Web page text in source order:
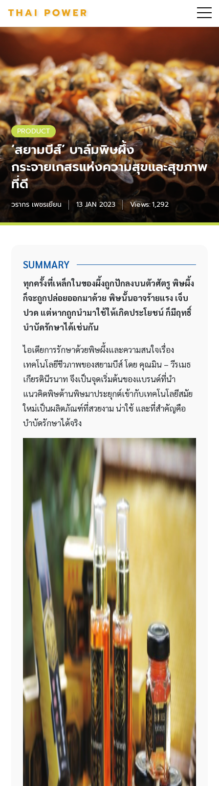
PRODUCT
‘สยามบีส์’ บาล์มพิษผึ้ง
กระจายเกสรแห่งความสุขและสุขภาพ
ที่ดี
วรากร เพชรเยียน 13 JAN 2023 Views:1,292
SUMMARY
ทุกครั้งที่เหล็กในของผึ้งถูกปักลงบนตัวศัตรู พิษผึ้ง
ก็จะถูกปล่อยออกมาด้วย พิษนั้นอาจร้ายแรง เจ็บ
ปวด แต่หากถูกนำมาใช้ให้เกิดประโยชน์ ก็มีฤทธิ์
บำบัดรักษาได้เช่นกัน
ไอเดียการรักษาด้วยพิษผึ้งและความสนใจเรื่อง
เทคโนโลยีชีวภาพของสยามบีส์ โดย คุณมิน – วีรเมธ
เกียรตินีรนาท จึงเป็นจุดเริ่มต้นของแบรนด์ที่นำ
แนวคิดพิษต้านพิษมาประยุกต์เข้ากับเทคโนโลยีสมัย
ใหม่เป็นผลิตภัณฑ์ที่สวยงาม น่าใช้ และที่สำคัญคือ
บำบัดรักษาได้จริง